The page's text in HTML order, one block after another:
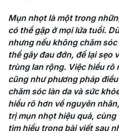
Mụn nhọt là một trong
có thể gặp ở mọi lứa tuổi.
nhưng nếu không chăm
thể gây đau đớn, để lại sẹo
trùng lan rộng. Việc hiểu
cũng như phương pháp
chăm sóc làn da và sức
hiểu rõ hơn về nguyên
trị mụn nhọt hiệu quả,
tìm hiểu trong bài viết sau